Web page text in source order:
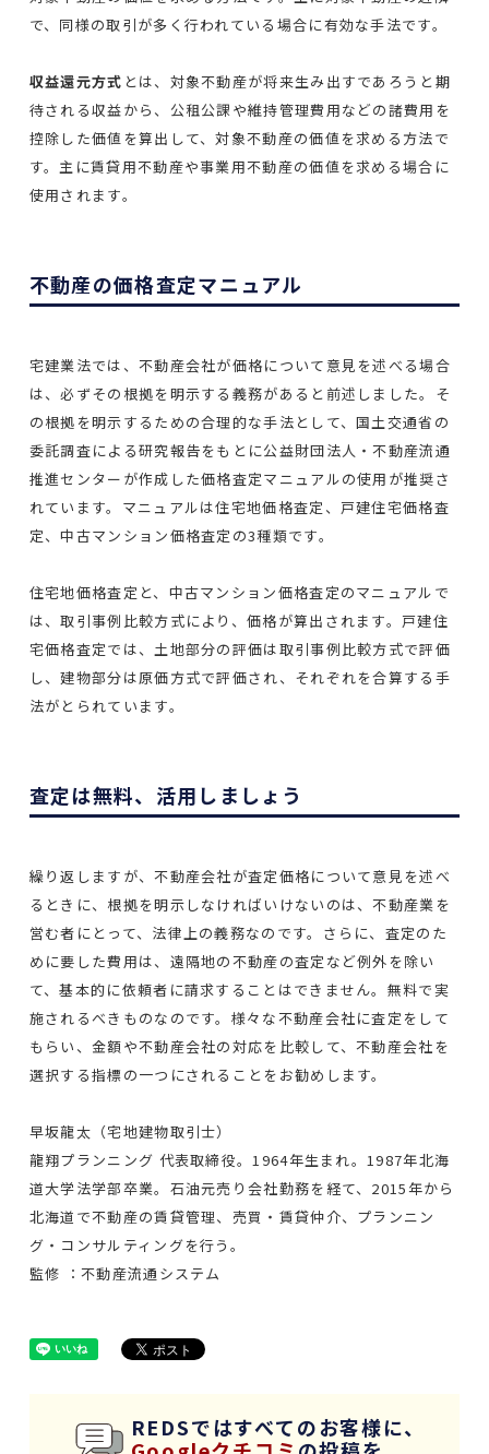
で、同様の取引が多く行われている場合に有効な手法です。
収益還元方式 とは、対象不動産が将来生み出すであろうと期
待される収益から、公租公課や維持管理費用などの諸費用を
控除した価値を算出して、対象不動産の価値を求める方法で
す。主に賃貸用不動産や事業用不動産の価値を求める場合に
使用されます。
不動産の価格査定マニュアル
宅建業法では、不動産会社が価格について意見を述べる場合
は、必ずその根拠を明示する義務があると前述しました。そ
の根拠を明示するための合理的な手法として、国土交通省の
委託調査による研究報告をもとに公益財団法人・不動産流通
推進センターが作成した価格査定マニュアルの使用が推奨さ
れています。マニュアルは住宅地価格査定、戸建住宅価格査
定、中古マンション価格査定の3種類です。
住宅地価格査定と、中古マンション価格査定のマニュアルで
は、取引事例比較方式により、価格が算出されます。戸建住
宅価格査定では、土地部分の評価は取引事例比較方式で評価
し、建物部分は原価方式で評価され、それぞれを合算する手
法がとられています。
査定は無料、活用しましょう
繰り返しますが、不動産会社が査定価格について意見を述べ
るときに、根拠を明示しなければいけないのは、不動産業を
営む者にとって、法律上の義務なのです。さらに、査定のた
めに要した費用は、遠隔地の不動産の査定など例外を除い
て、基本的に依頼者に請求することはできません。無料で実
施されるべきものなのです。様々な不動産会社に査定をして
もらい、金額や不動産会社の対応を比較して、不動産会社を
選択する指標の一つにされることをお勧めします。
早坂龍太（宅地建物取引士）
龍翔プランニング 代表取締役。1964年生まれ。1987年北海
道大学法学部卒業。石油元売り会社勤務を経て、2015年から
北海道で不動産の賃貸管理、売買・賃貸仲介、プランニン
グ・コンサルティングを行う。
監修 ：不動産流通システム
REDSではすべてのお客様に、